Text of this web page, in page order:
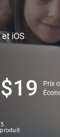
iOS
$19 Prix